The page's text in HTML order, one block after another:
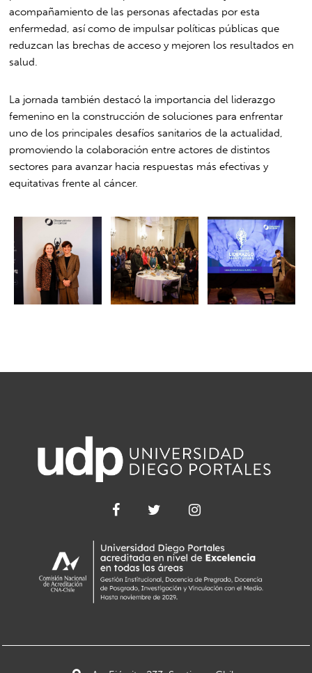
acompañamiento de las personas afectadas por esta
enfermedad, así como de impulsar políticas públicas que
reduzcan las brechas de acceso y mejoren los resultados en
salud.
La jornada también destacó la importancia del liderazgo
femenino en la construcción de soluciones para enfrentar
uno de los principales desafíos sanitarios de la actualidad,
promoviendo la colaboración entre actores de distintos
sectores para avanzar hacia respuestas más efectivas y
equitativas frente al cáncer.